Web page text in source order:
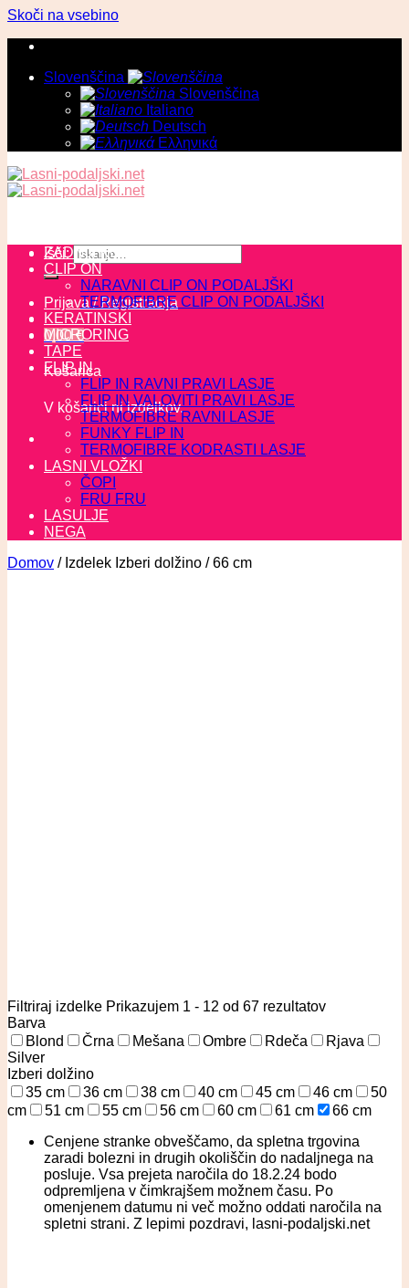
Skoči na vsebino
Slovenščina
Slovenščina
Italiano
Deutsch
Ελληνικά
Išči:
Prijava / Registracija
0,00€
Košarica
V košarici ni izdelkov.
ZADNJI KOSI
CLIP ON
NARAVNI CLIP ON PODALJŠKI
TERMOFIBRE CLIP ON PODALJŠKI
KERATINSKI
MICRORING
TAPE
FLIP IN
FLIP IN RAVNI PRAVI LASJE
FLIP IN VALOVITI PRAVI LASJE
TERMOFIBRE RAVNI LASJE
FUNKY FLIP IN
TERMOFIBRE KODRASTI LASJE
LASNI VLOŽKI
ČOPI
FRU FRU
LASULJE
NEGA
Domov /Izdelek Izberi dolžino /66 cm
Filtriraj izdelke Prikazujem 1 - 12 od 67 rezultatov
Barva
Blond
Črna Mešana Ombre Rdeča
Rjava
Silver
Izberi dolžino
35 cm
36 cm 38 cm 40 cm 45 cm 46 cm
50
cm
51 cm 55 cm 56 cm 60 cm 61 cm
66 cm
Cenjene stranke obveščamo, da spletna trgovina
zaradi bolezni in drugih okoliščin do nadaljnega na
posluje. Vsa prejeta naročila do 18.2.24 bodo
odpremljena v čimkrajšem možnem času. Po
omenjenem datumu ni več možno oddati naročila na
spletni strani. Z lepimi pozdravi, lasni-podaljski.net